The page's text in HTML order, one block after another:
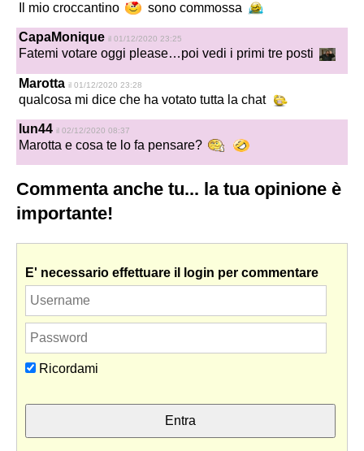
Il mio croccantino sono commossa
CapaMonique il 01/12/2020 23:25
Fatemi votare oggi please…poi vedi i primi tre posti
Marotta il 01/12/2020 23:28
qualcosa mi dice che ha votato tutta la chat
lun44 il 02/12/2020 08:37
Marotta e cosa te lo fa pensare?
Commenta anche tu... la tua opinione è
importante!
E' necessario effettuare il login per commentare
Ricordami